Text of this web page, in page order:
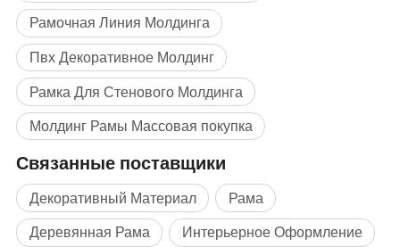
2. Полностью прошла и внедрила систему
менеджмента качества ISO9001, ISO14001, для
обеспечения стабильной и высококачественной
продукции
3. В соответствии с руководством по коду продукции
каждый продукт имеет набор рецепции, техники
производства и внутреннего стандарта контроля
качества.стандартизированные процессы и методы
контроля качества, с тем чтобы обеспечить высокое
качество и стабильность продукта.
Рамочная Линия Молдинга
Пвх Декоративное Молдинг
Рамка Для Стенового Молдинга
Молдинг Рамы Массовая покупка
Связанные поставщики
Декоративный Материал
Рама
Деревянная Рама
Интерьерное Оформление